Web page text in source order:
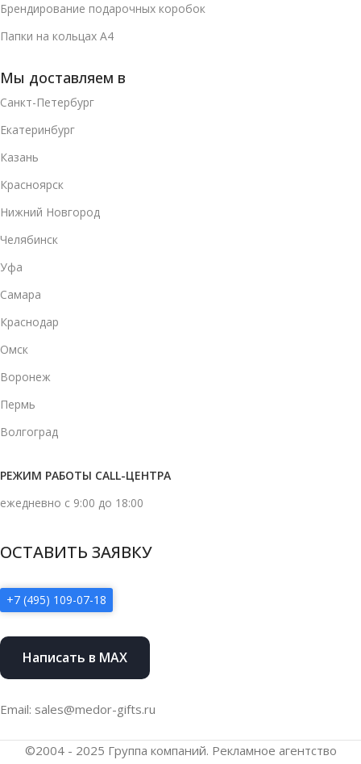
Брендирование подарочных коробок
Папки на кольцах А4
Мы доставляем в
Санкт-Петербург
Екатеринбург
Казань
Красноярск
Нижний Новгород
Челябинск
Уфа
Самара
Краснодар
Омск
Воронеж
Пермь
Волгоград
РЕЖИМ РАБОТЫ CALL-ЦЕНТРА
ежедневно с 9:00 до 18:00
ОСТАВИТЬ ЗАЯВКУ
+7 (495) 109-07-18
Написать в MAX
Email: sales@medor-gifts.ru
©2004 - 2025 Группа компаний. Рекламное агентство